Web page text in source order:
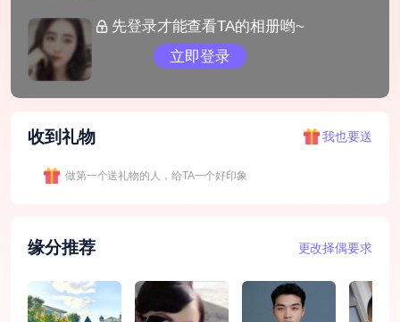
先登录才能查看TA的相册哟~
立即登录
收到礼物 我也要送
做第一个送礼物的人，给TA一个好印象
缘分推荐 更改择偶要求